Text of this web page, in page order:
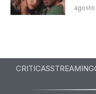
agosto
CRITICASSTREAMING